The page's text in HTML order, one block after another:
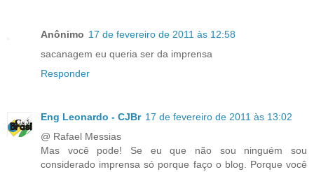
Anônimo 17 de fevereiro de 2011 às 12:58
sacanagem eu queria ser da imprensa
Responder
Eng Leonardo - CJBr 17 de fevereiro de 2011 às 13:02
@ Rafael Messias
Mas você pode! Se eu que não sou ninguém sou
considerado imprensa só porque faço o blog. Porque você